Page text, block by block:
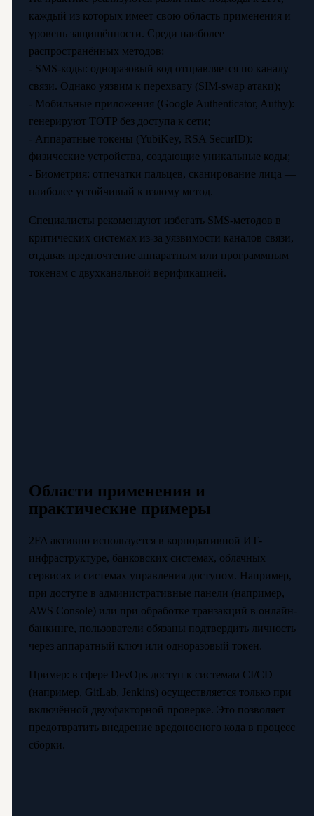
каждый из которых имеет свою область применения и
уровень защищённости. Среди наиболее
распространённых методов:
- SMS-коды: одноразовый код отправляется по каналу
связи. Однако уязвим к перехвату (SIM-swap атаки);
- Мобильные приложения (Google Authenticator, Authy):
генерируют TOTP без доступа к сети;
- Аппаратные токены (YubiKey, RSA SecurID):
физические устройства, создающие уникальные коды;
- Биометрия: отпечатки пальцев, сканирование лица —
наиболее устойчивый к взлому метод.
Специалисты рекомендуют избегать SMS-методов в
критических системах из-за уязвимости каналов связи,
отдавая предпочтение аппаратным или программным
токенам с двухканальной верификацией.
Области применения и
практические примеры
2FA активно используется в корпоративной ИТ-
инфраструктуре, банковских системах, облачных
сервисах и системах управления доступом. Например,
при доступе в административные панели (например,
AWS Console) или при обработке транзакций в онлайн-
банкинге, пользователи обязаны подтвердить личность
через аппаратный ключ или одноразовый токен.
Пример: в сфере DevOps доступ к системам CI/CD
(например, GitLab, Jenkins) осуществляется только при
включённой двухфакторной проверке. Это позволяет
предотвратить внедрение вредоносного кода в процесс
сборки.